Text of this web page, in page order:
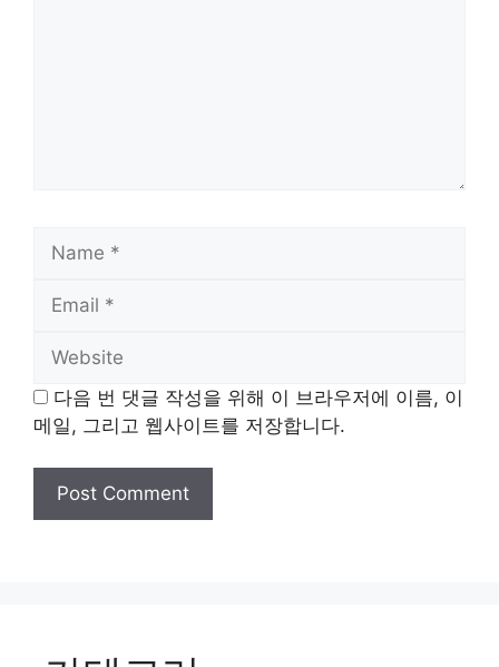
다음 번 댓글 작성을 위해 이 브라우저에 이름, 이
메일, 그리고 웹사이트를 저장합니다.